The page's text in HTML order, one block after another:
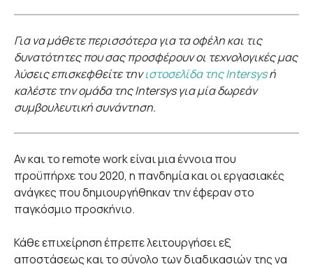
Για να μάθετε περισσότερα για τα οφέλη και τις
δυνατότητες που σας προσφέρουν οι τεχνολογικές μας
λύσεις επισκεφθείτε τηνιστοσελίδα της Intersysή
καλέστε την ομάδα της Intersys για μία δωρεάν
συμβουλευτική συνάντηση.
Αν και το remote work είναι μια έννοια που
προϋπήρχε του 2020, η πανδημία και οι εργασιακές
ανάγκες που δημιουργήθηκαν την έφεραν στο
παγκόσμιο προσκήνιο.
Κάθε επιχείρηση έπρεπε λειτουργήσει εξ
αποστάσεως και το σύνολο των διαδικασιών της να